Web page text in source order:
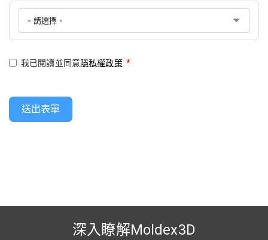
我已閱讀並同意隱私權政策 *
送出表單
深入瞭解Moldex3D